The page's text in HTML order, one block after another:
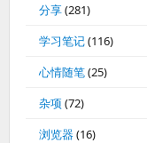
分享(281)
学习笔记(116)
心情随笔(25)
杂项 (72)
浏览器(16)